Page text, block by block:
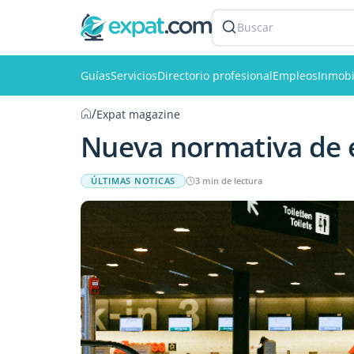
Buscar
GuíasServiciosDirectorio profesionalEmpleos
/Expat magazine
Nueva normativa de
ÚLTIMAS NOTICAS 3 min de lectura